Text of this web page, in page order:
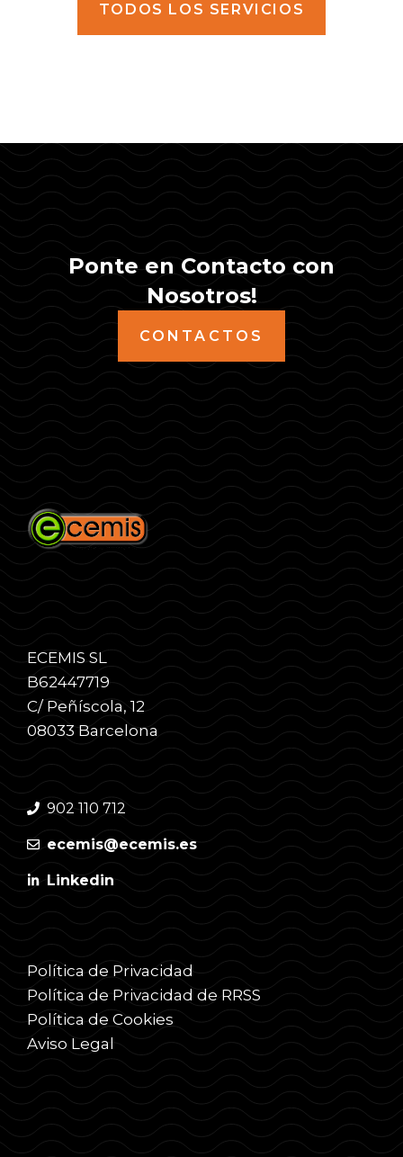
TODOS LOS SERVICIOS
Ponte en Contacto con
Nosotros!
CONTACTOS
ECEMIS SL
B62447719
C/ Peñíscola, 12
08033 Barcelona
902 110 712
ecemis@ecemis.es
Linkedin
Política de Privacidad
Política de Privacidad de RRSS
Política de Cookies
Aviso Legal